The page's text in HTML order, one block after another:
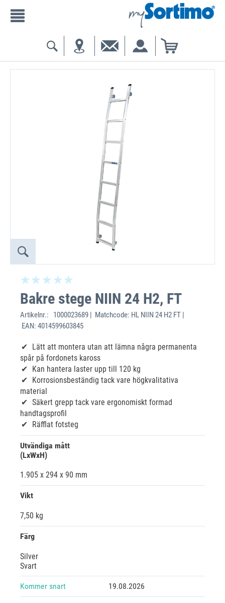
Bakre stege NIIN 24 H2, FT
Artikelnr.:
1000023689 | Matchcode: HL NIIN 24 H2 FT |
EAN: 4014599603845
Lätt att montera utan att lämna några permanenta
spår på fordonets kaross
Kan hantera laster upp till 120 kg
Korrosionsbeständig tack vare högkvalitativa
material
Säkert grepp tack vare ergonomiskt formad
handtagsprofil
Räfflat fotsteg
Utvändiga mått
(LxWxH)
1.905 x 294 x 90 mm
Vikt
7,50 kg
Färg
Silver
Svart
Kommer snart 19.08.2026